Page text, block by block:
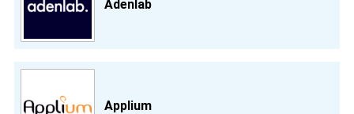
Adenlab
Applium